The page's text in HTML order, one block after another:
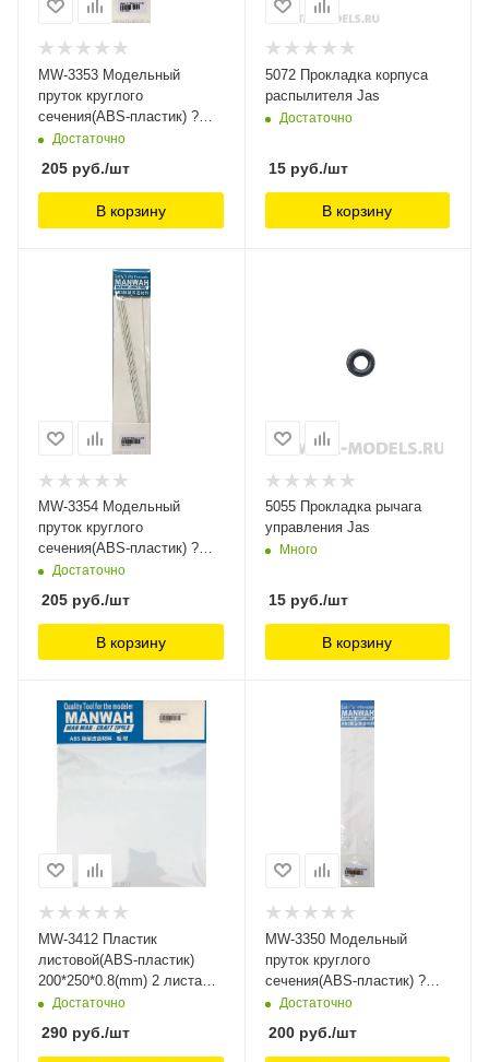
MW-3353 Модельный
пруток круглого
сечения(ABS-пластик) ?
1.5mm*250mm 8шт ManWah
Достаточно
205 руб./шт
В корзину
5072 Прокладка корпуса
распылителя Jas
Достаточно
15руб./шт
В корзину
MW-3354 Модельный
пруток круглого
сечения(ABS-пластик) ?
2.0mm*250mm 6шт ManWah
Достаточно
205 руб./шт
В корзину
5055 Прокладка рычага
управления Jas
Много
15руб./шт
В корзину
MW-3412 Пластик
листовой(ABS-пластик)
200*250*0.8(mm) 2 листа
ManWah
Достаточно
290 руб./шт
MW-3350 Модельный
пруток круглого
сечения(ABS-пластик) ?
0.5mm*250mm 8шт ManWah
Достаточно
200руб./шт